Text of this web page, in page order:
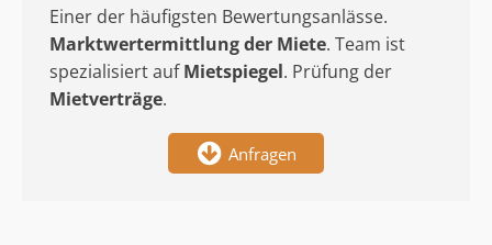
Einer der häufigsten Bewertungsanlässe.
Marktwertermittlungder Miete. Team ist
spezialisiert aufMietspiegel. Prüfung der
Mietverträge.
Anfragen